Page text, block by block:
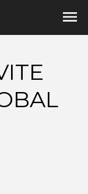
menu